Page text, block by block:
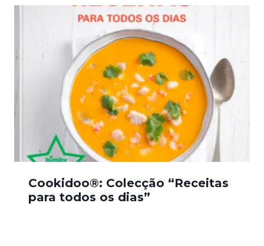
Cookidoo®: Colecção “Receitas
para todos os dias”